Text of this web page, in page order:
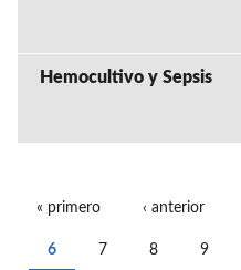
Hemocultivo y Sepsis
« primero ‹ anterior
6 7 8 9